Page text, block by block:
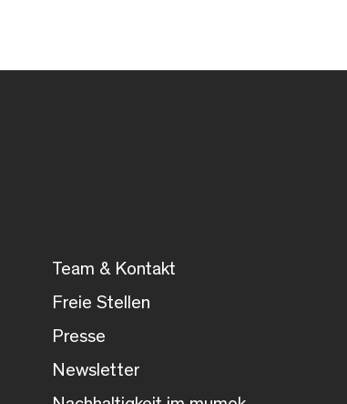
Team & Kontakt
Freie Stellen
Presse
Newsletter